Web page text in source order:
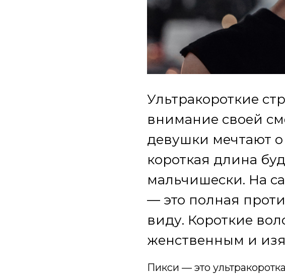
Ультракороткие
внимание своей
девушки мечтают о
короткая длина
мальчишески. На
— это полная
виду. Короткие
женственным и
Пикси — это